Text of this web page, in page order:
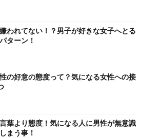
われてない！？男子が好きな女子へとる
ターン！
の好意の態度って？気になる女性への接
葉より態度！気になる人に男性が無意識
まう事！